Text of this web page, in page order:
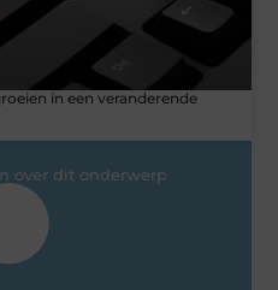
in een veranderende
over dit onderwerp